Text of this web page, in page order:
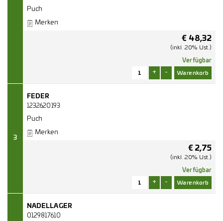
Puch
Merken
€ 48,32
(inkl. 20% Ust.)
Verfügbar
+ -
3
FEDER
1232620193
Puch
Merken
€ 2,75
(inkl. 20% Ust.)
Verfügbar
+ -
NADELLAGER
0129817610